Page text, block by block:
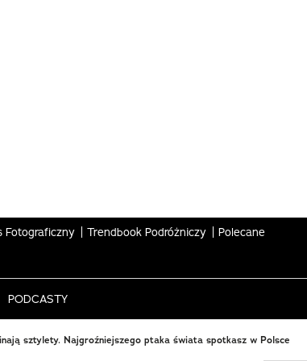
Fotograficzny Trendbook Podróżniczy Polecane
PODCASTY
sztylety. Najgroźniejszego ptaka świata spotkasz w Polsce